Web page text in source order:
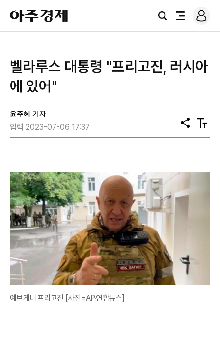
아
주
경
검
전
로
그
벨라루스 대통령 "프리고진, 러시아
에 있어"
윤주혜 기자
입력 2023-07-06 17:37
공
유
텍
스
예브게니 프리고진 [사진=AP·연합뉴스]